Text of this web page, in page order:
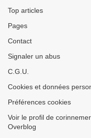
Top articles
Pages
Contact
Signaler un abus
C.G.U.
Cookies et données
Préférences cookies
Voir le profil de
Overblog